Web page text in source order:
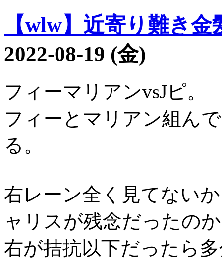
【wlw】近寄り難き
2022-08-19 (金)
フィーマリアンvsJピ。
フィーとマリアン組ん
る。
右レーン全く見てない
ャリスが残念だったの
右が拮抗以下だったら